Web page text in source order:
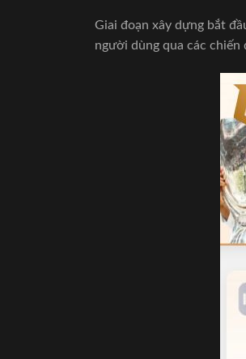
Giai đoạn xây dựng bắt
người dùng qua các chiến